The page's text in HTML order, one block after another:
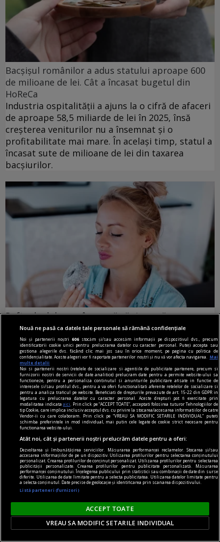
Bacșișul românilor a adus statului aproape 600
de milioane de lei. Cât a încasat bugetul din
HoReCa
Industria ospitalității a ajuns la o cifră de afaceri
de aproape 58,5 miliarde de lei în 2025, însă
creșterea veniturilor nu a însemnat și o
profitabilitate mai mare. În același timp, statul a
încasat sute de milioane de lei din taxarea
bacșiurilor.
Pofta de dulce: ce încearcă să-ți spună
organismul și de ce apare atât de des. Cele mai
frecvente 5 cauze explicate de specialiști
Puțini oameni pot spune că nu au simțit
niciodată acea dorință puternică de a mânca ceva
dulce. Fie că este vorba despre o tabletă de
ciocolată după prânz, o prăjitură la finalul unei
zile dificile sau câțiva biscuiți înainte de culcare,
pofta de zahăr apare adesea pe neașteptate și
pare imposibil d
Nouă ne pasă ca datele tale personale să rămână confidențiale
Noi și partenerii noștri606 stocăm și/sau accesăm informații pe dispozitivul dvs., precum
identificatorii cookie unici pentru prelucrarea datelor cu caracter personal. Puteți accepta sau
gestiona alegerile dvs. făcând clic mai jos sau în orice moment, pe pagina cu politica de
confidențialitate. Aceste alegeri vor fi raportate partenerilor noștri și nu vă vor afecta navigarea.
Mai
multe detalii
Noi si partenerii nostri (retelele de socializare si agentiile de publicitate partenere, precum si
furnizorii nostri de servicii de date analitice) prelucram date pentru a permite website-ului sa
functioneze, pentru a personaliza continutul si anunturile publicitare afisate in functie de
interesele si/sau profilul dvs., pentru a va oferi functionalitati aferente retelelor de socializare si
pentru a analiza traficul pe website. Beneficiati de drepturile prevazute de art. 15-22 din GDPR in
legatura cu prelucrarea datelor cu caracter personal. Aceste drepturi pot fi exercitate prin
modalitatea indicataaici
. Prin click pe “ACCEPT TOATE”, acceptati folosirea tuturor Tehnologiilor de
tip Cookie, care implica inclusiv acceptul dvs. cu privire la stocarea/accesarea informatiilor de catre
Vendor-ii cu care colaboram. Prin click pe “VREAU SA MODIFIC SETARILE INDIVIDUAL” puteti
schimba preferintele in mod individual, mai putin cele legate de cookie strict necesare pentru
functionarea website-ului.
Atât noi, cât și partenerii noștri prelucrăm datele pentru a oferi:
Dezvoltarea și îmbunătățirea serviciilor. Măsurarea performanței reclamelor. Stocarea și/sau
accesarea informațiilor de pe un dispozitiv. Utilizarea profilurilor pentru selectarea conținutului
personalizat. Crearea profilurilor de conținut personalizat. Utilizarea profilurilor pentru selectarea
publicității personalizate. Crearea profilurilor pentru publicitate personalizată. Măsurarea
performanței conținutului. Înțelegerea publicului prin statistici sau combinații de date din surse
diferite. Utilizarea de date limitate pentru a selecta publicitatea. Utilizarea datelor limitate pentru
a selecta conținutul. Date precise de geolocație și identificarea prin scanarea dispozitivului.
Listă parteneri (furnizori)
ACCEPT TOATE
VREAU SA MODIFIC SETARILE INDIVIDUAL